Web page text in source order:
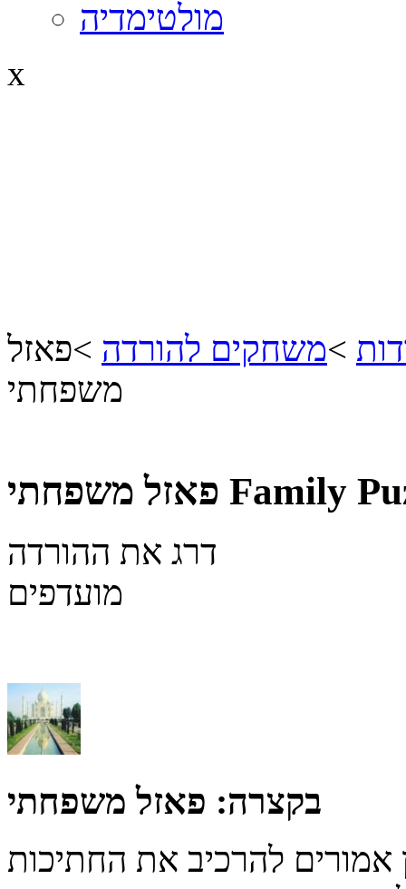
מולטימדיה
x
>משחקים להורדה >פאזל
משפחתי
Family
דרג את ההורדה
מועדפים
בקצרה: פאזל משפחתי
אמורים להרכיב את החתיכות